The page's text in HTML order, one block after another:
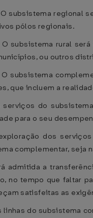
O subsistema regional
pólos regionais.
O subsistema rural
ou outros
O subsistema
que incluem a
serviços do
para o seu
dos
complementar, seja
admitida a
no tempo que faltar
satisfeitas as
linhas do subsistema